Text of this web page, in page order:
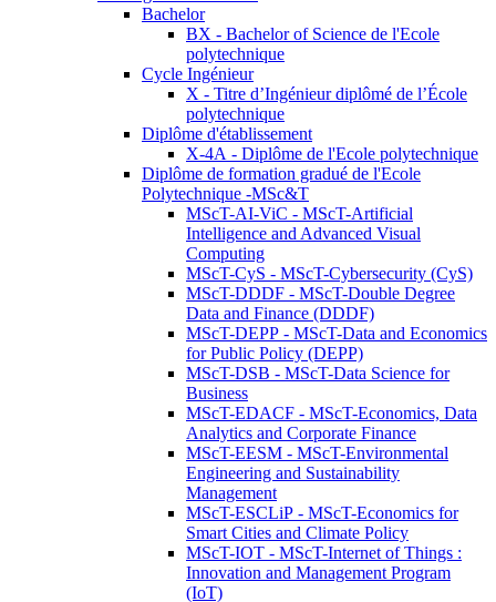
Bachelor
BX - Bachelor of Science de l'Ecole
polytechnique
Cycle Ingénieur
X - Titre d’Ingénieur diplômé de l’École
polytechnique
Diplôme d'établissement
X-4A - Diplôme de l'Ecole polytechnique
Diplôme de formation gradué de l'Ecole
Polytechnique -MSc&T
MScT-AI-ViC - MScT-Artificial
Intelligence and Advanced Visual
Computing
MScT-CyS - MScT-Cybersecurity (CyS)
MScT-DDDF - MScT-Double Degree
Data and Finance (DDDF)
MScT-DEPP - MScT-Data and Economics
for Public Policy (DEPP)
MScT-DSB - MScT-Data Science for
Business
MScT-EDACF - MScT-Economics, Data
Analytics and Corporate Finance
MScT-EESM - MScT-Environmental
Engineering and Sustainability
Management
MScT-ESCLiP - MScT-Economics for
Smart Cities and Climate Policy
MScT-IOT - MScT-Internet of Things :
Innovation and Management Program
(IoT)